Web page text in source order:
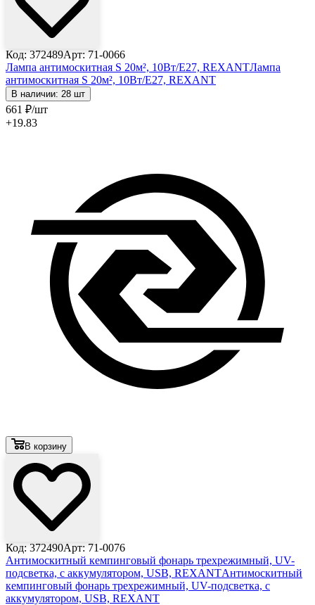
Код: 372489Арт: 71-0066
Лампа антимоскитная S 20м², 10Вт/E27, REXANTЛампа
антимоскитная S 20м², 10Вт/E27, REXANT
В наличии: 28 шт
661 ₽/шт
+19.83
В корзину
Код: 372490Арт: 71-0076
Антимоскитный кемпинговый фонарь трехрежимный, UV-
подсветка, с аккумулятором, USB, REXANTАнтимоскитный
кемпинговый фонарь трехрежимный, UV-подсветка, с
аккумулятором, USB, REXANT